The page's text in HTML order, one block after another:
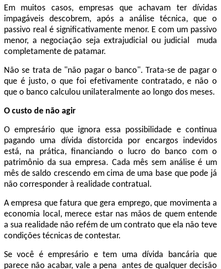
Em muitos casos, empresas que achavam ter dívidas
impagáveis descobrem, após a análise técnica, que o
passivo real é significativamente menor. E com um passivo
menor, a negociação seja extrajudicial ou judicial muda
completamente de patamar.
Não se trata de "não pagar o banco". Trata-se de pagar o
que é justo, o que foi efetivamente contratado, e não o
que o banco calculou unilateralmente ao longo dos meses.
O custo de não agir
O empresário que ignora essa possibilidade e continua
pagando uma dívida distorcida por encargos indevidos
está, na prática, financiando o lucro do banco com o
patrimônio da sua empresa. Cada mês sem análise é um
mês de saldo crescendo em cima de uma base que pode já
não corresponder à realidade contratual.
A empresa que fatura que gera emprego, que movimenta a
economia local, merece estar nas mãos de quem entende
a sua realidade não refém de um contrato que ela não teve
condições técnicas de contestar.
Se você é empresário e tem uma dívida bancária que
parece não acabar, vale a pena antes de qualquer decisão